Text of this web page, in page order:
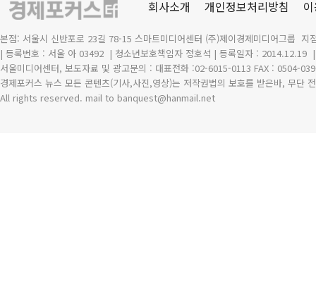
회사소개 개인정보처리방침
본점: 서울시 신반포로 23길 78-15 스마트미디어센터 (주)제이경제미디어그룹 지
| 등록번호 : 서울 아 03492 | 청소년보호책임자 정호석 | 등록일자 : 2014.12.19
서울미디어센터, 보도자료 및 광고문의 : 대표전화 :02-6015-0113 FAX : 0504-
경제포커스 뉴스 모든 콘텐츠(기사,사진,영상)는 저작권법의 보호를 받은바, 무단
All rights reserved. mail to banquest@hanmail.net